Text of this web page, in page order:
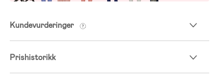
Kundevurderinger
Prishistorikk